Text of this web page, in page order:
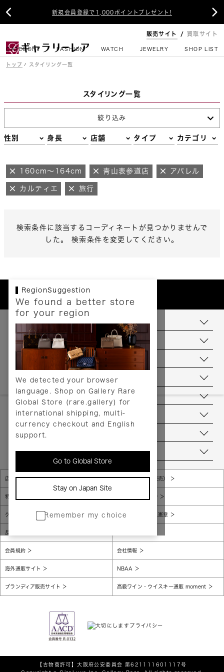
新規会員登録で1,000ポイントプレゼント!
 
販売サイト 買取サイト
CATEGORY FASHION WATCH JEWELRY SHOP LIST
トップ スタイリング一覧
スタイリング一覧
絞り込み
性別 身長 店舗 タイプ カテゴリ
160cm～164cm 青山表参道店 アパレル
カルティエ 旅行
検索条件に該当するコーディネートが見つかりませんで
した。 検索条件を変更してください。
RegionSuggestion
We found a better store
for your region
We detected your browser
language. Shop on Gallery Rare
Global Store (rare.gallery) for
international shipping, multi-
currency checkout and English
support.
Go to Global Store
Stay on Japan Site
Remember my choice
お支払いについて
配送について
送料について
返品について
ヘルプ
お問い合わせ
当店について
店舗一覧 販売規約（店頭販売）
特定商取引法に基づく表示 個人情報保護方針
グローバルプライバシーポリシー コンプライアンス憲章
反社会的勢力に対する基本方針
会員規約 会社情報
海外通販サイト NBAA
ブランディア販売サイト 高級ワイン・ウイスキー通販 moment
【古物商許可】大阪府公安委員会 第621111601117号